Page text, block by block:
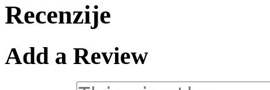
Recenzije
Add a Review